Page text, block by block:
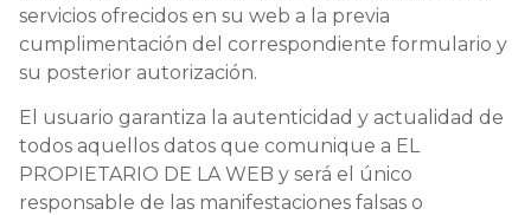
servicios ofrecidos en su web a la previa
cumplimentación del correspondiente formulario y
su posterior autorización.
El usuario garantiza la autenticidad y actualidad de
todos aquellos datos que comunique a EL
PROPIETARIO DE LA WEB y será el único
responsable de las manifestaciones falsas o